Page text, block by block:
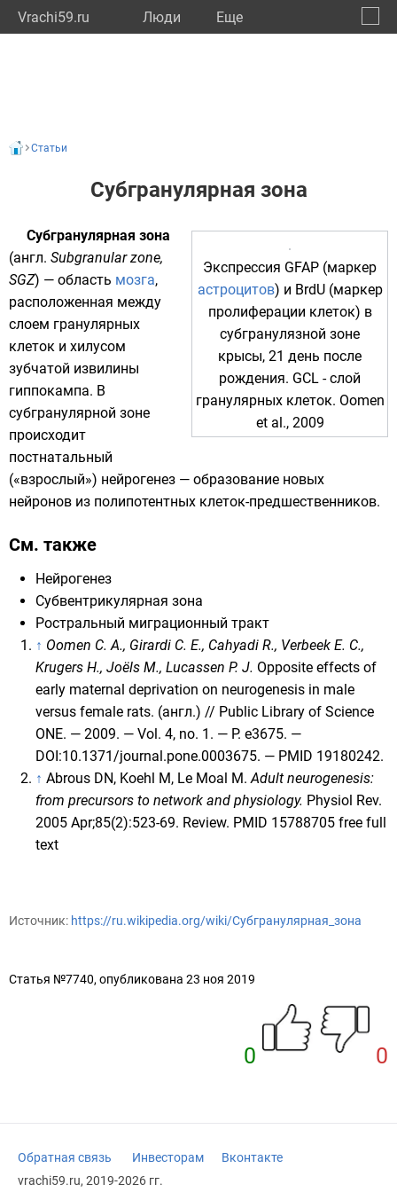
Vrachi59.ru Люди Eще
Статьи
Субгранулярная зона
Экспрессия GFAP (маркер
астроцитов) и BrdU(маркер
пролиферации клеток) в
субгранулязной зоне
крысы, 21 день после
рождения. GCL - слой
гранулярных клеток. Oomen
et al., 2009
Субгранулярная зона
(англ. Subgranular zone,
SGZ) — область мозга,
расположенная между
слоем гранулярных
клеток и хилусом
зубчатой извилины
гиппокампа. В
субгранулярной зоне
происходит
постнатальный
(«взрослый») нейрогенез — образование новых
нейронов из полипотентных клеток-предшественников.
См. также
Нейрогенез
Субвентрикулярная зона
Ростральный миграционный тракт
↑ Oomen C. A., Girardi C. E., Cahyadi R., Verbeek E. C.,
Krugers H., Joëls M., Lucassen P. J. Opposite effects of
early maternal deprivation on neurogenesis in male
versus female rats. (англ.) // Public Library of Science
ONE. — 2009. — Vol. 4, no. 1 . — P. e3675. —
DOI:10.1371/journal.pone.0003675. — PMID 19180242.
↑ Abrous DN, Koehl M, Le Moal M.Adult neurogenesis:
from precursors to network and physiology. Physiol Rev.
2005 Apr;85(2):523-69. Review. PMID 15788705 free full
text
Источник: https://ru.wikipedia.org/wiki/Субгранулярная_зона
Статья №7740, опубликована 23 ноя 2019
0 0
Обратная связь Инвесторам
Вконтакте
vrachi59.ru, 2019-2026 гг.